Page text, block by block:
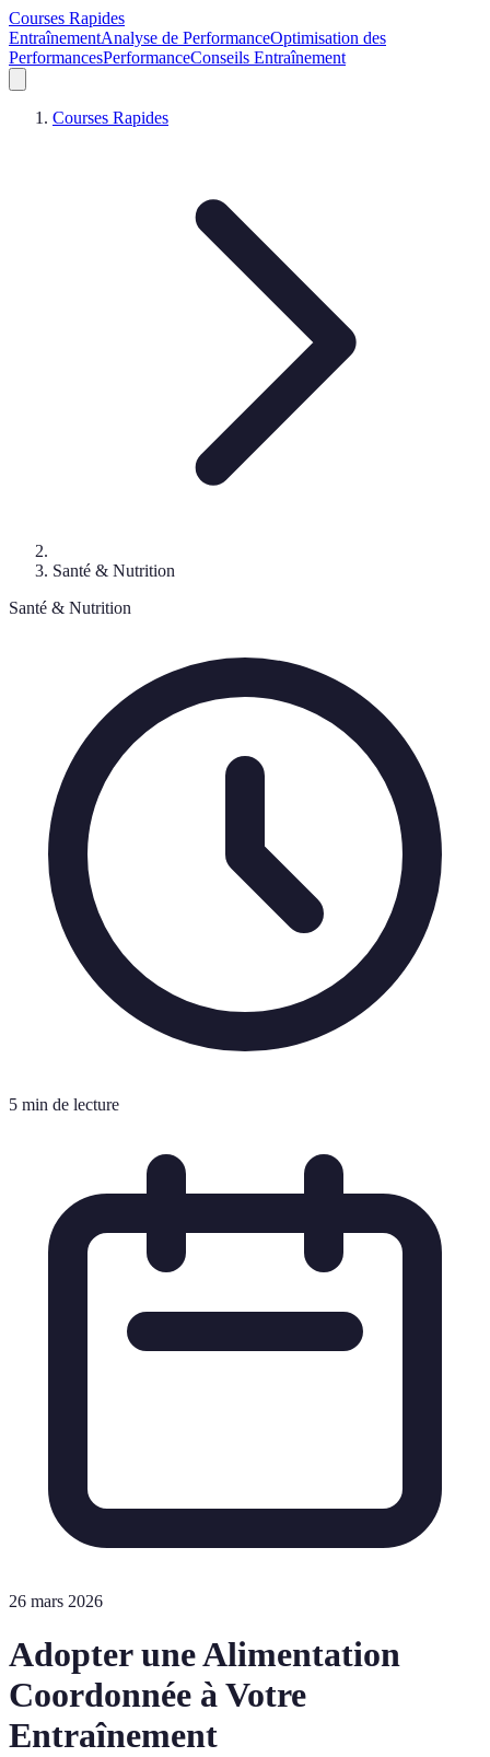
Courses Rapides
EntraînementAnalyse de PerformanceOptimisation des
PerformancesPerformanceConseils Entraînement
Courses Rapides
Santé & Nutrition
Santé & Nutrition
5 min de lecture
26 mars 2026
Adopter une Alimentation
Coordonnée à Votre
Entraînement